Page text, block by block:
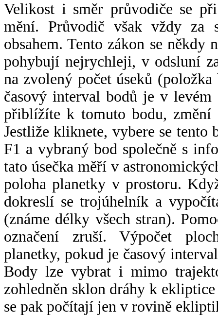
Velikost i směr průvodiče se
mění. Průvodič však vždy za
obsahem. Tento zákon se někdy
pohybují nejrychleji, v odsluní
na zvolený počet úseků
časový interval bodů je v
přiblížíte k tomuto bodu,
Jestliže kliknete, vybere se tento
F1 a vybraný bod společně s
tato úsečka měří v
poloha planetky v prostoru.
dokreslí se trojúhelník a
(známe délky všech stran).
označení zruší. Výpočet
planetky, pokud je časový
Body lze vybrat i mimo
zohledněn sklon dráhy k
se pak počítají jen v rovině